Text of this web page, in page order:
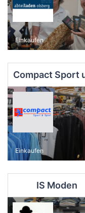
Einkaufen
Einkaufen
IS Moden